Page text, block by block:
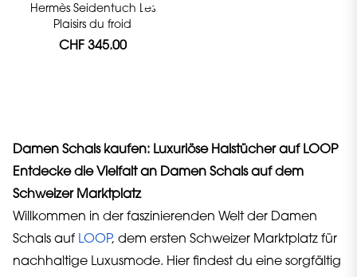
Hermès Seidentuch Les
Plaisirs du froid
CHF 345.00
Damen Schals kaufen: Luxuriöse Halstücher auf LOOP
Entdecke die Vielfalt an Damen Schals auf dem
Schweizer Marktplatz
Willkommen in der faszinierenden Welt der Damen
Schals auf LOOP, dem ersten Schweizer Marktplatz für
nachhaltige Luxusmode. Hier findest du eine sorgfältig